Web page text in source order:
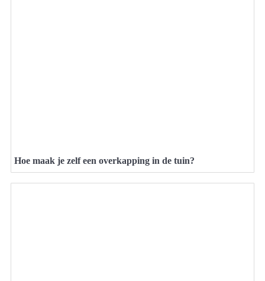
Hoe maak je zelf een overkapping in de tuin?